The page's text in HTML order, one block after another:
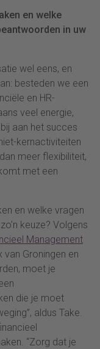
en welke
in uw
wel eens, en
besteden we een
en HR-
veel energie,
aan het succes
kernactiviteiten
meer flexibiliteit,
met een
en welke vragen
keuze? Volgens
Management
van Groningen en
moet je
die je moet
aldus Take.
“Zorg dat je